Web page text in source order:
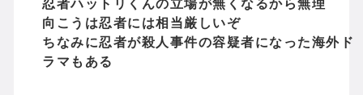
向こうは忍者には相当厳しいぞ
ちなみに忍者が殺人事件の容疑者になった海外ド
ラマもある